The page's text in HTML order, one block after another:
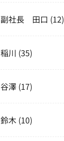
副社長 田口 (12)
稲川 (35)
谷澤 (17)
鈴木 (10)